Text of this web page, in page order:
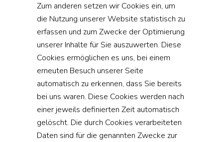
Zum anderen setzen wir Cookies ein, um
die Nutzung unserer Website statistisch zu
erfassen und zum Zwecke der Optimierung
unserer Inhalte für Sie auszuwerten. Diese
Cookies ermöglichen es uns, bei einem
erneuten Besuch unserer Seite
automatisch zu erkennen, dass Sie bereits
bei uns waren. Diese Cookies werden nach
einer jeweils definierten Zeit automatisch
gelöscht. Die durch Cookies verarbeiteten
Daten sind für die genannten Zwecke zur